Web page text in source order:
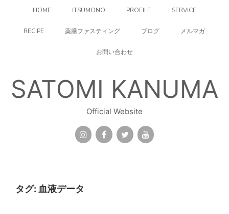
HOME ITSUMONO PROFILE SERVICE
RECIPE 薬膳ファスティング ブログ メルマガ
お問い合わせ
SATOMI KANUMA
Official Website
タグ: 血液データ